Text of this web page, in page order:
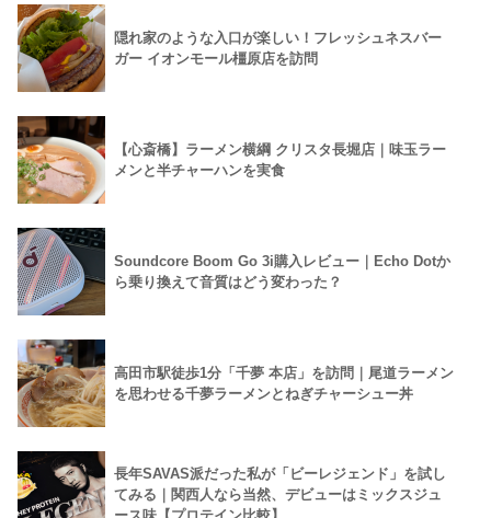
隠れ家のような入口が楽しい！フレッシュネスバー
ガー イオンモール橿原店を訪問
【心斎橋】ラーメン横綱 クリスタ長堀店｜味玉ラー
メンと半チャーハンを実食
Soundcore Boom Go 3i購入レビュー｜Echo Dotか
ら乗り換えて音質はどう変わった？
高田市駅徒歩1分「千夢 本店」を訪問｜尾道ラーメン
を思わせる千夢ラーメンとねぎチャーシュー丼
長年SAVAS派だった私が「ビーレジェンド」を試し
てみる｜関西人なら当然、デビューはミックスジュ